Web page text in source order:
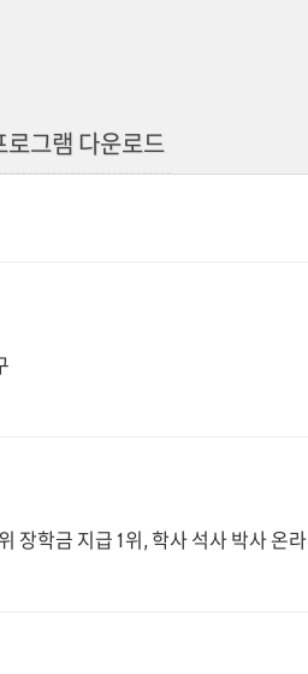
로그램 다운로드
장학금 지급 1위, 학사 석사 박사 온라